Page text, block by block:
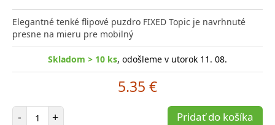
Elegantné tenké flipové puzdro FIXED Topic je navrhnuté
presne na mieru pre mobilný
Skladom > 10 ks, odošleme v utorok 11. 08.
5.35 €
- Počet položiek
+ Pridať do košíka